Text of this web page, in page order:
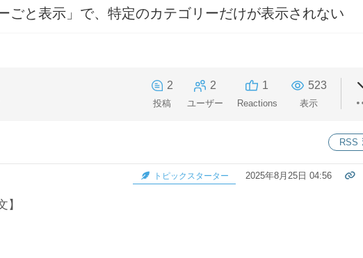
ごと表示」で、特定のカテゴリーだけが表示されない
2
投稿
2
ユーザー
1
Reactions
523
表示
RSS
トピックスターター 2025年8月25日 04:56
】